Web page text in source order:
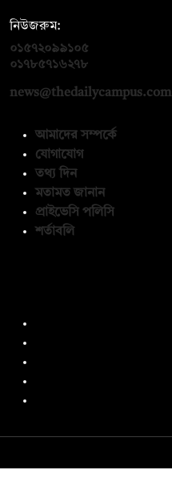
নিউজরুম:
০১৫৭২০৯৯১০৫
০১৭৮৫৭১৬২৭৮
news@thedailycampus.com
আমাদের সম্পর্কে
যোগাযোগ
তথ্য দিন
মতামত জানান
প্রাইভেসি পলিসি
শর্তাবলি